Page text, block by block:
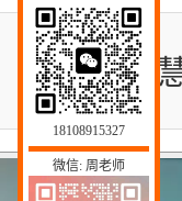
智
18108915327
微信: 周老师